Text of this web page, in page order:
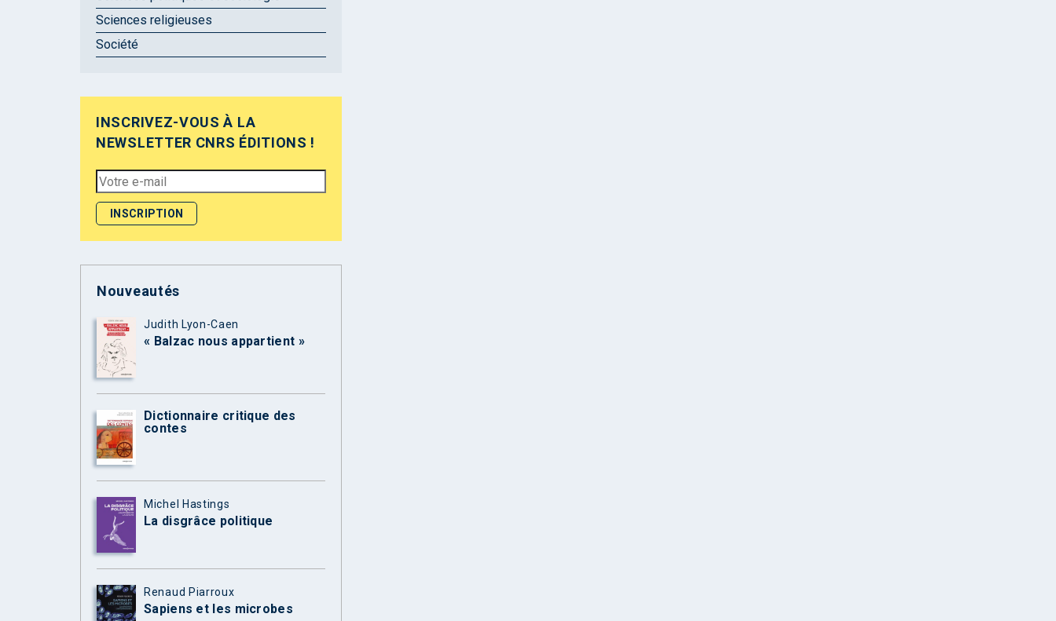
Sciences religieuses
Société
INSCRIVEZ-VOUS À LA
NEWSLETTER CNRS ÉDITIONS !
Nouveautés
Judith Lyon-Caen
« Balzac nous appartient »
Dictionnaire critique des
contes
Michel Hastings
La disgrâce politique
Renaud Piarroux
Sapiens et les microbes